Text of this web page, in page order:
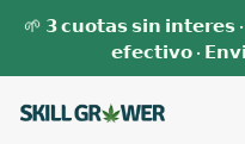
🌱 𝟯 𝗰𝘂𝗼𝘁𝗮𝘀 𝘀𝗶𝗻
𝗲𝗳𝗲𝗰𝘁𝗶𝘃𝗼 ·